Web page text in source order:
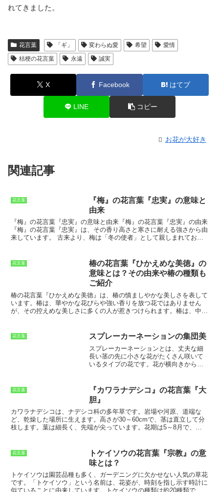
れてきました。
花言葉 「ギ」 変わらぬ愛 希望
愛情
桔梗の花言葉
永遠 誠実
X Facebook はてブ
LINE コピー
お花が大好き
関連記事
花言葉
『梅』の花言葉『忠実』の意味と
由来
『梅』の花言葉『忠実』の意味と由来『梅』の花言葉『忠実』の由来
『梅』の花言葉『忠実』は、その香り高さと寒さに耐える強さから由
来しています。
古来より、梅は 「冬の使者」 として親しまれてお
象徴とされています。また、その清々しい香りは「邪気を祓う」
と信
じられ、厄除けや縁起物として重宝されてきました。このように、梅
は古くから日本人に愛されてきた花であり、その花言葉『忠実』も、
梅の持つさまざまな魅力を反映したものとなっています。
花言葉
椿の花言葉『ひかえめな美徳』の
意味とは？その由来や椿の種類も
ご紹介
椿の花言葉『ひかえめな美徳』は、椿の慎ましやかな美しさを表して
います。椿は、華やかな花びらや強い香りを放つ花ではありません
が、その控えめな美しさに多くの人が惹きつけられます。椿は、中国
椿は、その花の形から「花王」とも呼ばれ、縁起のよい花とされてい
ます。椿の花言葉『ひかえめな美徳』の意味は、
その花姿からきてい
ます。椿は、華やかな花びらや強い香りを放つ花ではありませんが、
その慎ましやかな美しさに多くの人が惹きつけられます。椿は、寒い
冬に咲く花なので、その花言葉には「忍耐」の意味も込められていま
されています。日本では、約300種類の椿が自生しており、そのうち
約100種類が園芸品種として栽培されています。椿は、花の色や形、
開花時期などによって分類することができます。
花言葉 スプレーカーネーションの集団美
スプレーカーネーションとは、丈夫な細
長い茎の先に小さな花がたくさん咲いて
いるタイプの花です。花が横向きから広
リカではポピュラーな花で、日本では近
年その人気が高まっています。スプレー
カーネーションは、母の日や記念日に贈
られることが多い花です。花言葉は「上
品」「愛らしさ」「清純」です。スプレ
ーカーネーションは、花束やアレンジメ
るく彩ってくれます。
花言葉
『カワラナデシコ』の花言葉『大
胆』
カワラナデシコは、ナデシコ科の多年草です。岩場や河原、道端な
ど、乾燥した場所に生えます。高さが30～60cmで、茎は直立して分
枝します。葉は細長く、先端が尖っています。花期は5～8月で、茎
道端などの乾燥した場所にも生えています。また、カワラナデシコ
は、花言葉が「大胆」です。これは、カワラナデシコが、岩場や河原
などの厳しい環境でも力強く生き抜く姿からきています。
花言葉
トケイソウの花言葉『宗教』の意
味とは？
トケイソウ は園芸品種も多く、ガーデニングに欠かせない人気の草花
です。「トケイソウ」という名前は、花姿が、時刻を指し示す時計に
似ていることに由来しています。トケイソウの種類は約20種類で、